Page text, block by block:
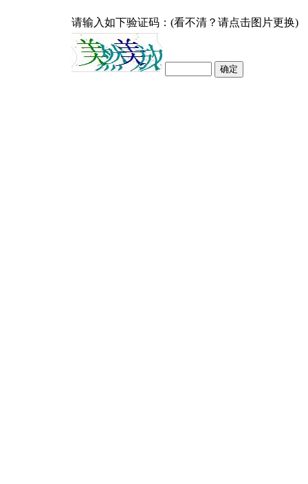
请输入如下验证码：(看不清？请点击图片更换)